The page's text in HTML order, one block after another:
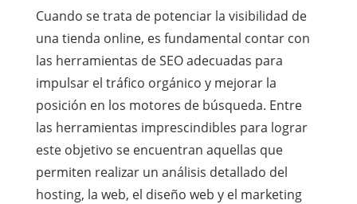
Cuando se trata de potenciar la visibilidad de
una tienda online, es fundamental contar con
las herramientas de SEO adecuadas para
impulsar el tráfico orgánico y mejorar la
posición en los motores de búsqueda. Entre
las herramientas imprescindibles para lograr
este objetivo se encuentran aquellas que
permiten realizar un análisis detallado del
hosting, la web, el diseño web y el marketing